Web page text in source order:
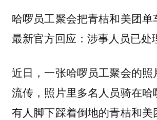
哈啰员工聚会把青桔和美团单
最新官方回应：涉事人员已处
近日，一张哈啰员工聚会的照
流传，照片里多名人员骑在
有人脚下踩着倒地的青桔和美